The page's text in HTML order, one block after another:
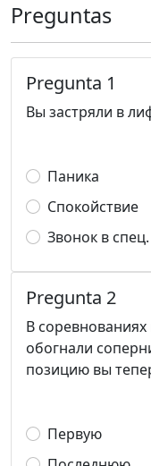
Preguntas
Pregunta 1
Вы застряли в
Паника
Спокойствие
Звонок в
Pregunta 2
В
обогнали
позицию вы
Первую